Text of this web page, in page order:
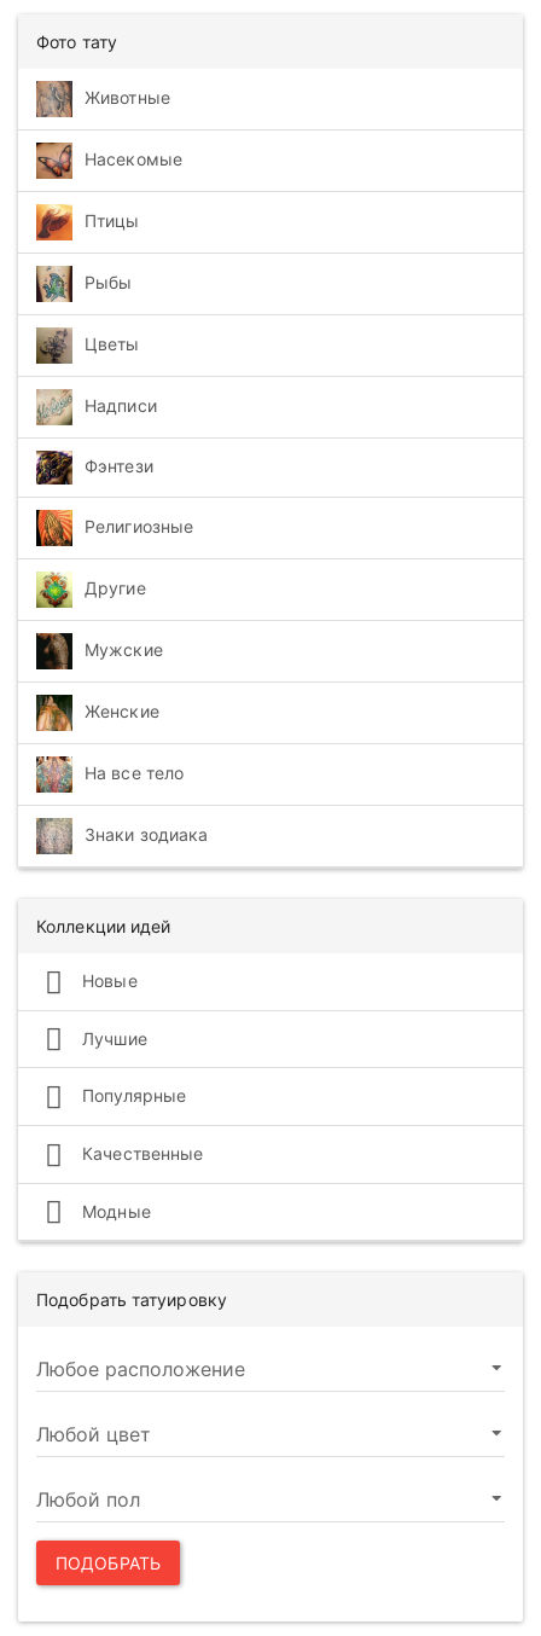
Фото тату
Животные
Насекомые
Птицы
Рыбы
Цветы
Надписи
Фэнтези
Религиозные
Другие
Мужские
Женские
На все тело
Знаки зодиака
Коллекции идей
Новые
Лучшие
Популярные
Качественные
Модные
Подобрать татуировку
ПОДОБРАТЬ